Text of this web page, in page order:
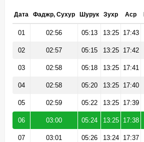
Дата Фаджр, Сухур Шурук Зухр Аср
01 02:56 05:13 13:25 17:43
02 02:57 05:15 13:25 17:42
03 02:58 05:18 13:25 17:41
04 02:58 05:20 13:25 17:40
05 02:59 05:22 13:25 17:39
06 03:00 05:24 13:25 17:38
07 03:01 05:26 13:24 17:37